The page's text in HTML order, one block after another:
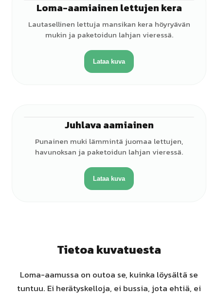
Loma-aamiainen lettujen kera
Lautasellinen lettuja mansikan kera höyryävän
mukin ja paketoidun lahjan vieressä.
Lataa kuva
Juhlava aamiainen
Punainen muki lämmintä juomaa lettujen,
havunoksan ja paketoidun lahjan vieressä.
Lataa kuva
Tietoa kuvatuesta
Loma-aamussa on outoa se, kuinka löysältä se
tuntuu. Ei herätyskelloja, ei bussia, jota ehtiä, ei